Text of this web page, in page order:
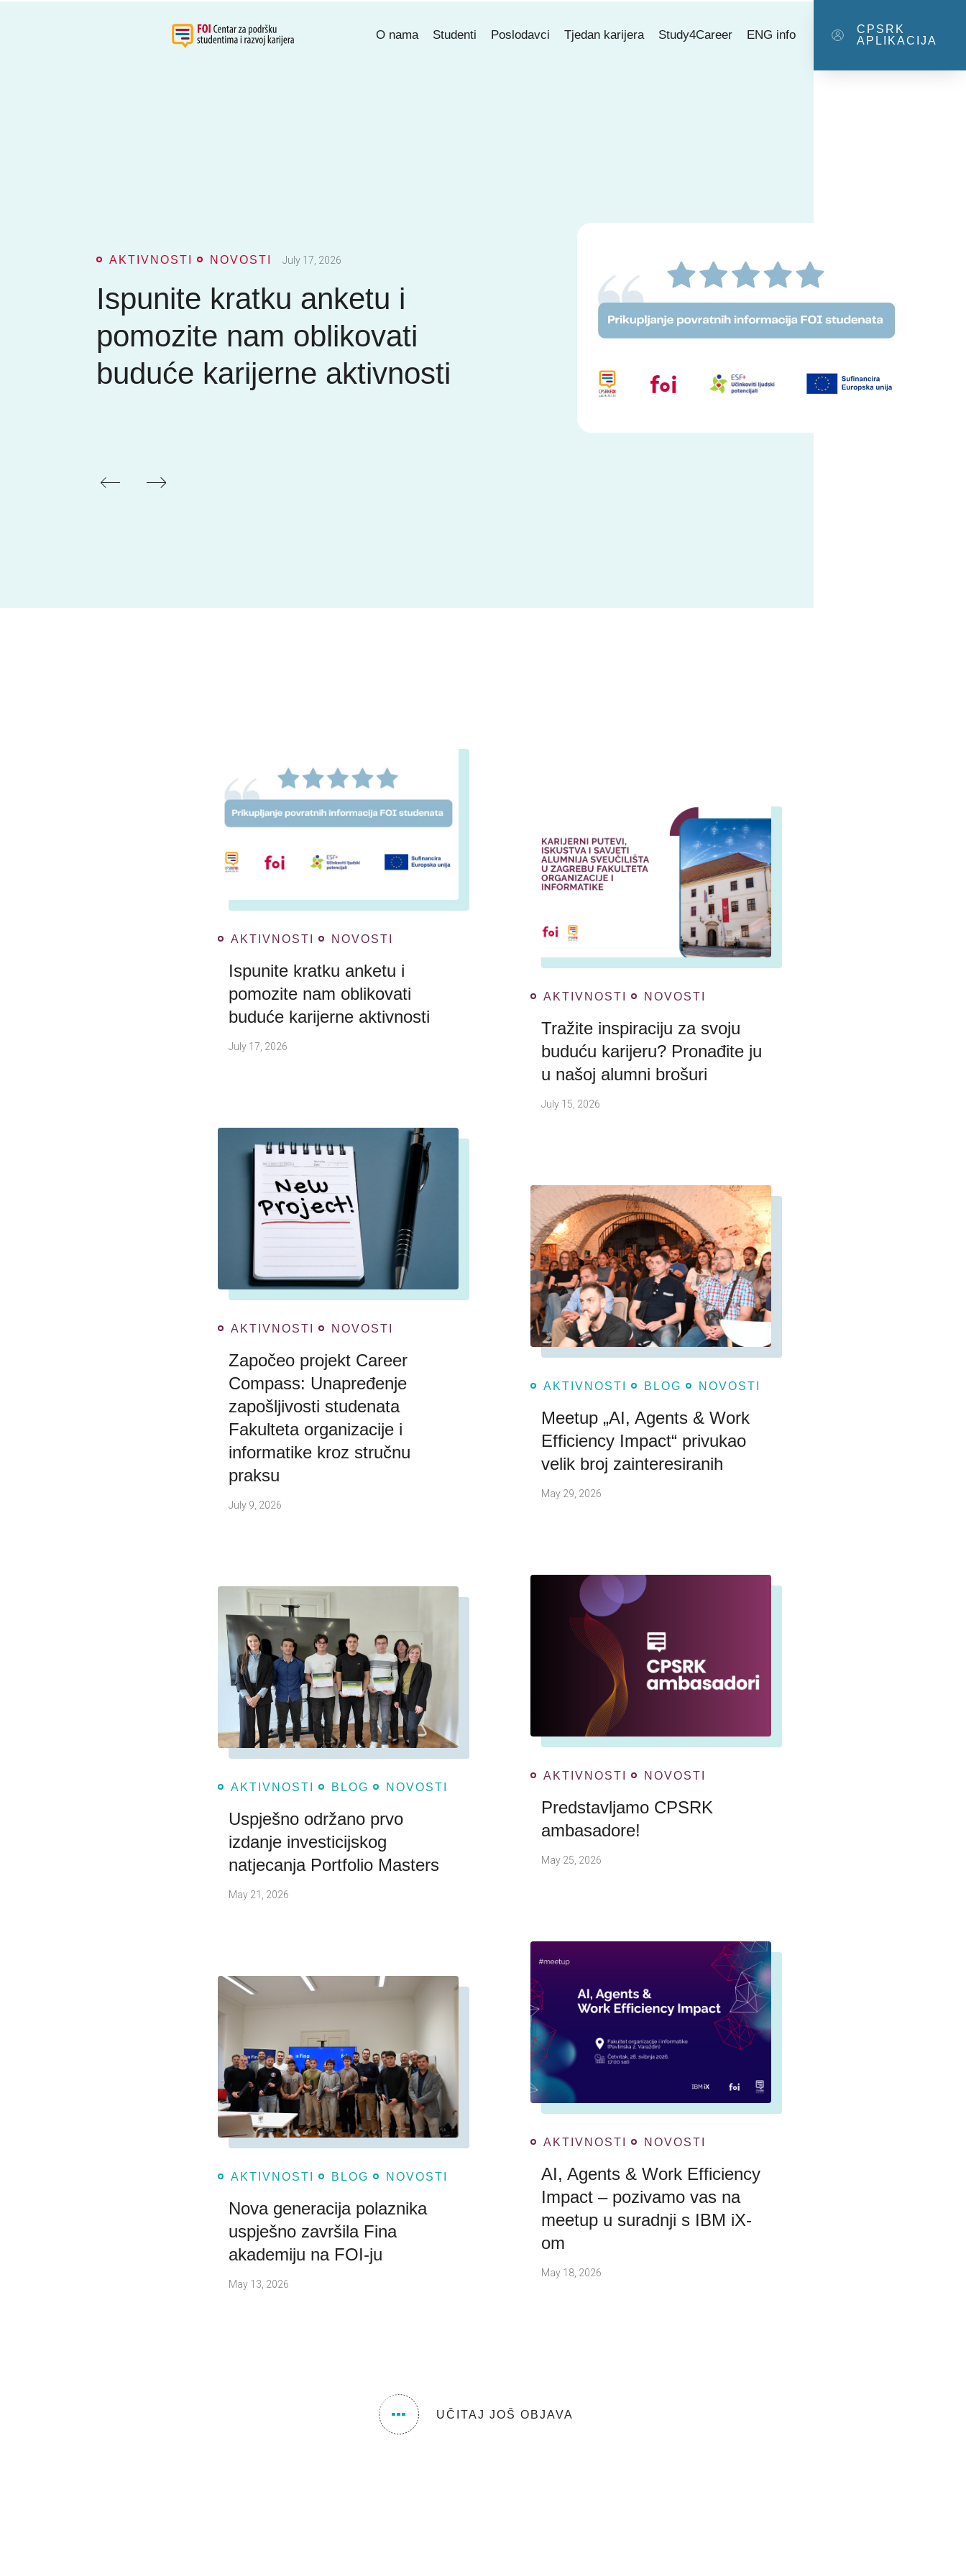
O nama Studenti Poslodavci Tjedan karijera Study4Career ENG info
CPSRK
APLIKACIJA
AKTIVNOSTI NOVOSTI July 17, 2026
Ispunite kratku anketu i
pomozite nam oblikovati
buduće karijerne aktivnosti
AKTIVNOSTI NOVOSTI
Ispunite kratku anketu i
pomozite nam oblikovati
buduće karijerne aktivnosti
July 17, 2026
AKTIVNOSTI NOVOSTI
Tražite inspiraciju za svoju
buduću karijeru? Pronađite ju
u našoj alumni brošuri
July 15, 2026
AKTIVNOSTI NOVOSTI
Započeo projekt Career
Compass: Unapređenje
zapošljivosti studenata
Fakulteta organizacije i
informatike kroz stručnu
praksu
July 9, 2026
AKTIVNOSTI BLOG NOVOSTI
Meetup „AI, Agents & Work
Efficiency Impact“ privukao
velik broj zainteresiranih
May 29, 2026
AKTIVNOSTI NOVOSTI
Predstavljamo CPSRK
ambasadore!
May 25, 2026
AKTIVNOSTI BLOG NOVOSTI
Uspješno održano prvo
izdanje investicijskog
natjecanja Portfolio Masters
May 21, 2026
AKTIVNOSTI NOVOSTI
AI, Agents & Work Efficiency
Impact – pozivamo vas na
meetup u suradnji s IBM iX-
om
May 18, 2026
AKTIVNOSTI BLOG NOVOSTI
Nova generacija polaznika
uspješno završila Fina
akademiju na FOI-ju
May 13, 2026
UČITAJ JOŠ OBJAVA